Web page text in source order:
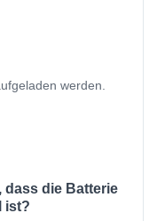
werden.
dass die Batterie
ist?